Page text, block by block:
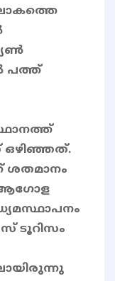
പത്ത്
ഒഴിഞ്ഞത്.
ശതമാനം
ടൂറിസം